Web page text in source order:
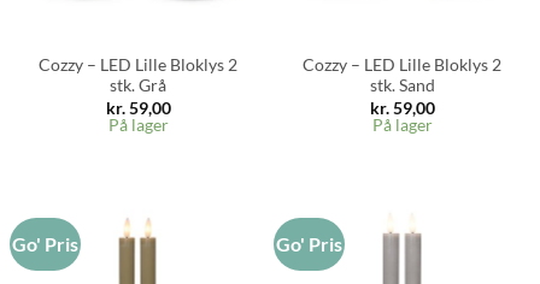
Cozzy – LED Lille Bloklys 2
stk. Grå
kr.59,00
På lager
Cozzy – LED Lille Bloklys 2
stk. Sand
kr.59,00
På lager
Go' Pris Go' Pris